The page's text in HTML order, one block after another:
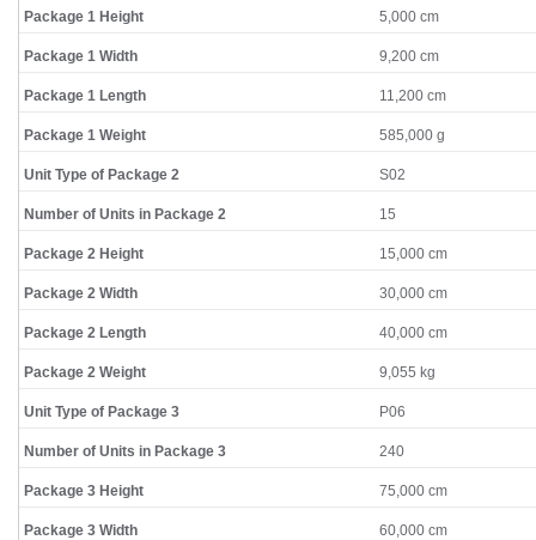
Package 1 Height 5,000 cm
Package 1 Width 9,200 cm
Package 1 Length 11,200 cm
Package 1 Weight 585,000 g
Unit Type of Package 2 S02
Number of Units in Package 2 15
Package 2 Height 15,000 cm
Package 2 Width 30,000 cm
Package 2 Length 40,000 cm
Package 2 Weight 9,055 kg
Unit Type of Package 3 P06
Number of Units in Package 3 240
Package 3 Height 75,000 cm
Package 3 Width 60,000 cm